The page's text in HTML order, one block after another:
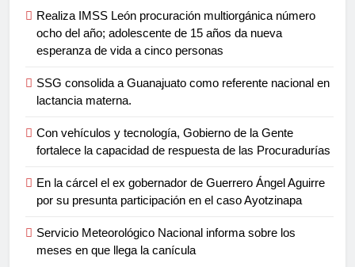
Realiza IMSS León procuración multiorgánica número
ocho del año; adolescente de 15 años da nueva
esperanza de vida a cinco personas
SSG consolida a Guanajuato como referente nacional en
lactancia materna.
Con vehículos y tecnología, Gobierno de la Gente
fortalece la capacidad de respuesta de las Procuradurías
En la cárcel el ex gobernador de Guerrero Ángel Aguirre
por su presunta participación en el caso Ayotzinapa
Servicio Meteorológico Nacional informa sobre los
meses en que llega la canícula